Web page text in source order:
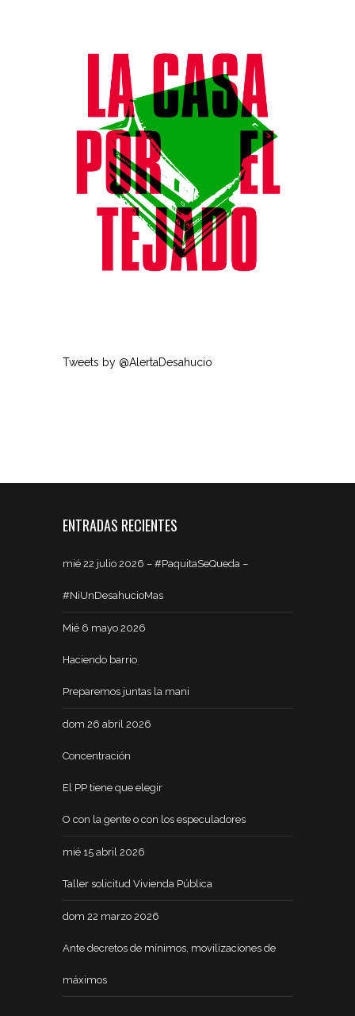
Tweets by @AlertaDesahucio
ENTRADAS RECIENTES
mié 22 julio 2026 – #PaquitaSeQueda –
#NiUnDesahucioMas
Mié 6 mayo 2026
Haciendo barrio
Preparemos juntas la mani
dom 26 abril 2026
Concentración
El PP tiene que elegir
O con la gente o con los especuladores
mié 15 abril 2026
Taller solicitud Vivienda Pública
dom 22 marzo 2026
Ante decretos de mínimos, movilizaciones de
máximos